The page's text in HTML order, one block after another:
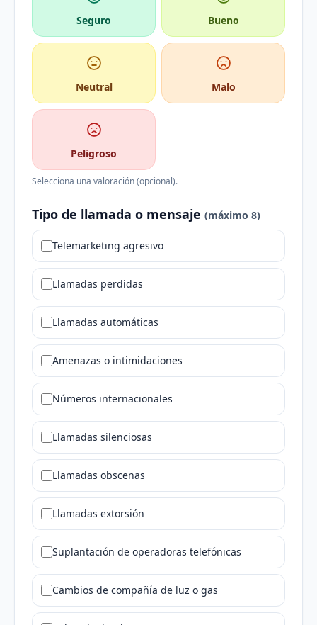
Seguro Bueno
Neutral Malo
Peligroso
Selecciona una valoración (opcional).
Tipo de llamada o mensaje (máximo 8)
Telemarketing agresivo
Llamadas perdidas
Llamadas automáticas
Amenazas o intimidaciones
Números internacionales
Llamadas silenciosas
Llamadas obscenas
Llamadas extorsión
Suplantación de operadoras telefónicas
Cambios de compañía de luz o gas